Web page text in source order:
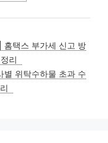
홈택스 부가세 신고 방
리
별 위탁수하물 초과 수